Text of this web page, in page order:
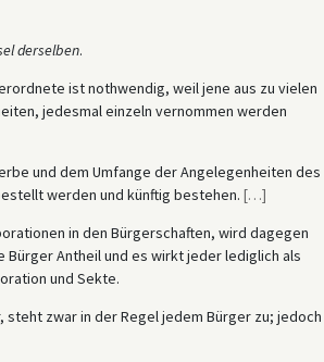
derselben.
ist nothwendig, weil jene aus zu vielen
jedesmal einzeln vernommen werden
und dem Umfange der Angelegenheiten des
werden und künftig bestehen. […]
in den Bürgerschaften, wird dagegen
Bürger Antheil und es wirkt jeder lediglich als
und Sekte.
zwar in der Regel jedem Bürger zu; jedoch